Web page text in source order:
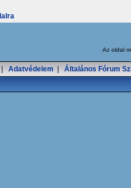
Az oldal
Adatvédelem Általános Fórum